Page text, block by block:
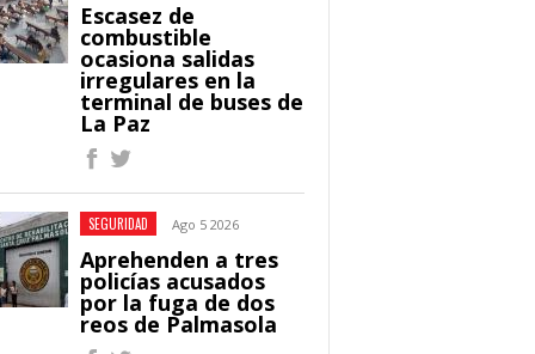
Escasez de
combustible
ocasiona salidas
irregulares en la
terminal de buses de
La Paz
SEGURIDAD Ago 5 2026
Aprehenden a tres
policías acusados
por la fuga de dos
reos de Palmasola